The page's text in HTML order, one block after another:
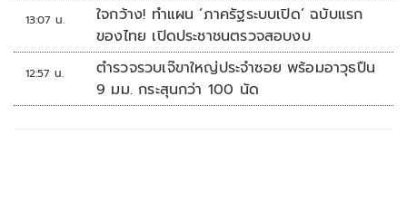
ล้านบาท
13:07 น.
ใจกว้าง! ทำแผน ‘ภาครัฐระบบเปิด’ ฉบับแรก
ของไทย เปิดประชาชนตรวจสอบงบ
12:57 น.
ตำรวจรวบเจ๊ขาใหญ่ประจำซอย พร้อมอาวุธปืน
9 มม. กระสุนกว่า 100 นัด